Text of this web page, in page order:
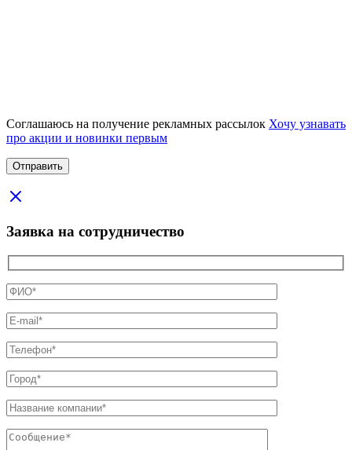
Соглашаюсь на получение рекламных рассылок Хочу узнавать
про акции и новинки первым
Заявка на сотрудничество